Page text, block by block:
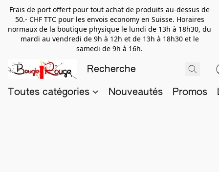
Frais de port offert pour tout achat de produits au-dessus de
50.- CHF TTC pour les envois economy en Suisse. Horaires
normaux de la boutique physique le lundi de 13h à 18h30, du
mardi au vendredi de 9h à 12h et de 13h à 18h30 et le
samedi de 9h à 16h.
Toutes catégories Nouveautés Promos